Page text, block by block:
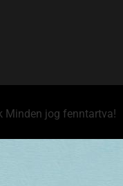
Minden jog fenntartva!